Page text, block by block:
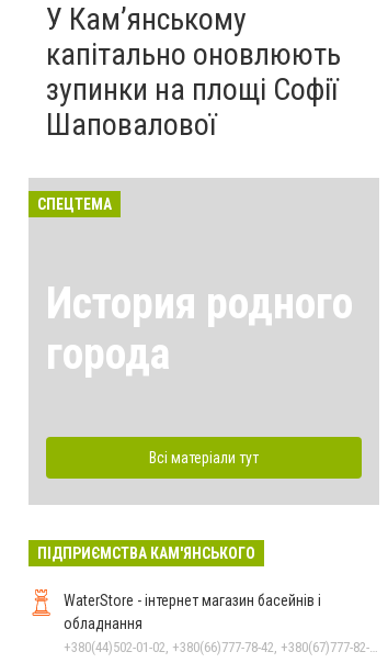
У Кам’янському
капітально оновлюють
зупинки на площі Софії
Шаповалової
СПЕЦТЕМА
История родного
города
Всі матеріали тут
ПІДПРИЄМСТВА КАМ'ЯНСЬКОГО
WaterStore - інтернет магазин басейнів і
обладнання